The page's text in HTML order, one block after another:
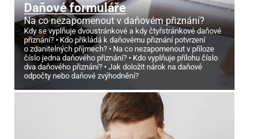
Daňové formuláře
Na co nezapomenout v daňovém přiznání?
Kdy se vyplňuje dvoustránkové a kdy čtyřstránkové daňové
přiznání?
Kdo přikládá k daňovému přiznání potvrzení
o zdanitelných příjmech?
Na co nezapomenout v příloze
číslo jedna daňového přiznání?
Kdo vyplňuje přílohu číslo
dva daňového přiznání?
Jak doložit nárok na daňové
odpočty nebo daňové zvýhodnění?